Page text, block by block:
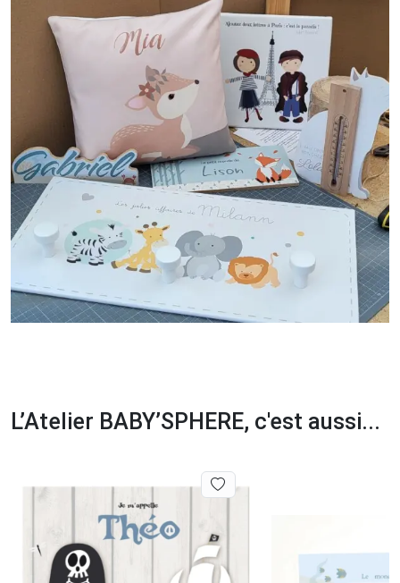
L’Atelier BABY’SPHERE, c'est aussi...